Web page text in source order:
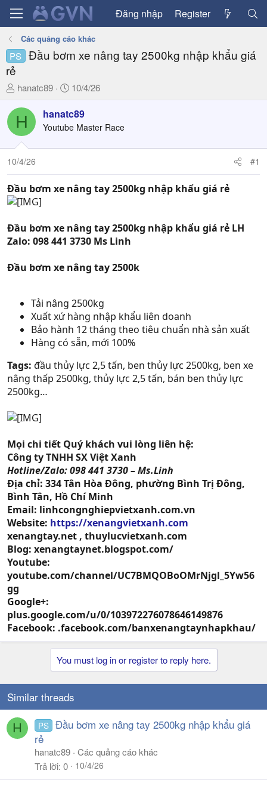
Đăng nhập Register
Các quảng cáo khác
PS Đầu bơm xe nâng tay 2500kg nhập khẩu giá
rẻ
T
r
e
a
d
s
t
a
r
e
r
hanatc89
N
à
y
ử
10/4/26
H hanatc89
Youtube Master Race
10/4/26 #1
Đầu bơm xe nâng tay 2500kg nhập khẩu giá rẻ
Đầu bơm xe nâng tay 2500kg nhập khẩu giá rẻ LH
Zalo: 098 441 3730 Ms Linh
Đầu bơm xe nâng tay 2500k
Tải nâng 2500kg
Xuất xứ hàng nhập khẩu liên doanh
Bảo hành 12 tháng theo tiêu chuẩn nhà sản xuất
Hàng có sẵn, mới 100%
Tags: đầu thủy lực 2,5 tấn, ben thủy lực 2500kg, ben xe
nâng thấp 2500kg, thủy lực 2,5 tấn, bán ben thủy lực
2500kg…
Mọi chi tiết Quý khách vui lòng liên hệ:
Công ty TNHH SX Việt Xanh
Hotline/Zalo: 098 441 3730 – Ms.Linh
Địa chỉ: 334 Tân Hòa Đông, phường Bình Trị Đông,
Bình Tân, Hồ Chí Minh
Email: linhcongnghiepvietxanh.com.vn
Website: https://xenangvietxanh.com
xenangtay.net , thuylucvietxanh.com
Blog: xenangtaynet.blogspot.com/
Youtube:
youtube.com/channel/UC7BMQOBoOMrNjgl_5Yw56
gg
Google+:
plus.google.com/u/0/103972276078646149876
Facebook: .facebook.com/banxenangtaynhapkhau/
You must log in or register to reply here.
Similar threads
H PS Đầu bơm xe nâng tay 2500kg nhập khẩu giá
rẻ
hanatc89 Các quảng cáo khác
Trả lời 0 10/4/26